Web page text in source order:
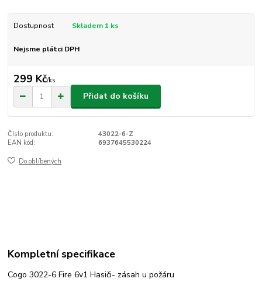
Dostupnost Skladem 1 ks
Nejsme plátci DPH
299 Kč/ks
Přidat do košíku
Číslo produktu:
43022-6-Z
EAN kód:
6937645530224
Do oblíbených
Kompletní specifikace
Cogo 3022-6 Fire 6v1 Hasiči- zásah u požáru